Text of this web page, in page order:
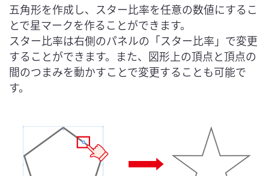
五角形を作成し、スター比率を任意の数値にするこ
とで星マークを作ることができます。
スター比率は右側のパネルの「スター比率」で変更
することができます。また、図形上の頂点と頂点の
間のつまみを動かすことで変更することも可能で
す。